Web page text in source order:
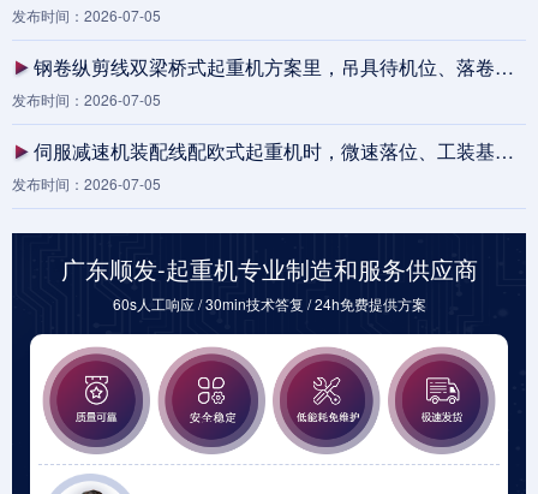
发布时间：2026-07-05
钢卷纵剪线双梁桥式起重机方案里，吊具待机位、落卷缓冲段和包装口放行线为何要提前定死
发布时间：2026-07-05
伺服减速机装配线配欧式起重机时，微速落位、工装基准和换班交接为什么不能分开设计
发布时间：2026-07-05
广东顺发-起重机专业制造和服务供应商
60s人工响应 / 30min技术答复 / 24h免费提供方案